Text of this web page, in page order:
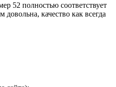
52 полностью соответствует
довольна, качество как всегда